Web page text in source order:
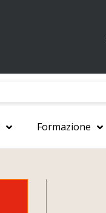
Formazione